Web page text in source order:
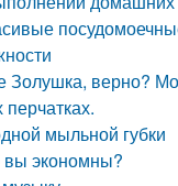
Золушка, верно?
мыльной губки
вы экономны?